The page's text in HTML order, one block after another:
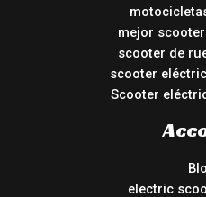
mejor
scooter de
scooter
Scooter
electric